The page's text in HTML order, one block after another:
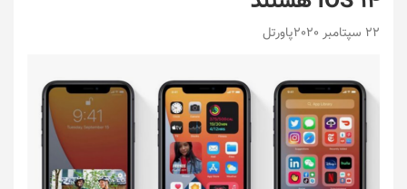
22 سپتامبر 2020 پاورتل